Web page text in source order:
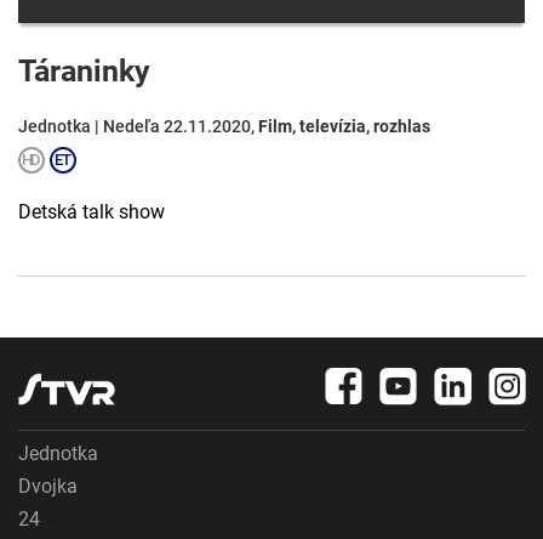
Táraninky
Jednotka | Nedeľa 22.11.2020, Film, televízia, rozhlas
Detská talk show
Jednotka
Dvojka
24